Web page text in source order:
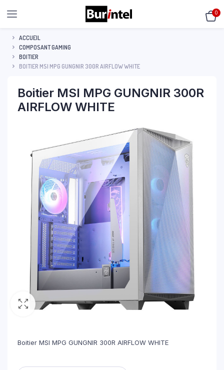
0
ACCUEIL
COMPOSANT GAMING
BOITIER
BOITIER MSI MPG GUNGNIR 300R AIRFLOW WHITE
Boitier MSI MPG GUNGNIR 300R
AIRFLOW WHITE
Boitier MSI MPG GUNGNIR 300R AIRFLOW WHITE